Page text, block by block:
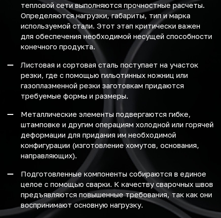
тепловой сети выполняются прочностные расчеты.
Определяются нагрузки, габариты, тип и марка
используемой стали. Этот этап критически важен
для обеспечения необходимой несущей способности
конечного продукта.
Листовая и сортовая сталь поступает на участок
резки, где с помощью гильотинных ножниц или
газоплазменной резки заготовкам придаются
требуемые формы и размеры.
Металлические элементы подвергаются гибке,
штамповке и другим операциям холодной или горячей
деформации для придания им необходимой
конфигурации (изготовление хомутов, основания,
направляющих).
Подготовленные компоненты собираются в единое
целое с помощью сварки. К качеству сварочных швов
предъявляются повышенные требования, так как они
воспринимают основную нагрузку.